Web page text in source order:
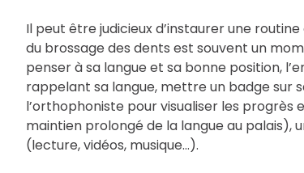
Il peut être judicieux d’instaurer une
du brossage des dents est souvent un
penser à sa langue et sa bonne position,
rappelant sa langue, mettre un badge sur
l’orthophoniste pour visualiser les
maintien prolongé de la langue au
(lecture, vidéos, musique…).